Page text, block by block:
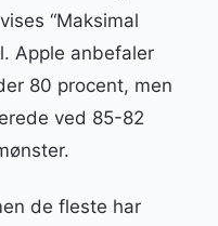
“Maksimal
Apple anbefaler
80 procent, men
ved 85-82
de fleste har